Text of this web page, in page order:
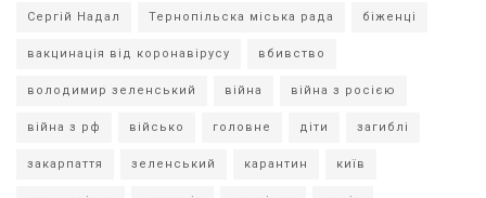
Сергій Надал Тернопільска міська рада біженці
вакцинація від коронавірусу вбивство
володимир зеленський війна війна з росією
війна з рф військо головне діти загиблі
закарпаття зеленський карантин київ